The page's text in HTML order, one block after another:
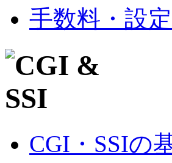
手数料・設
CGI・SSIの